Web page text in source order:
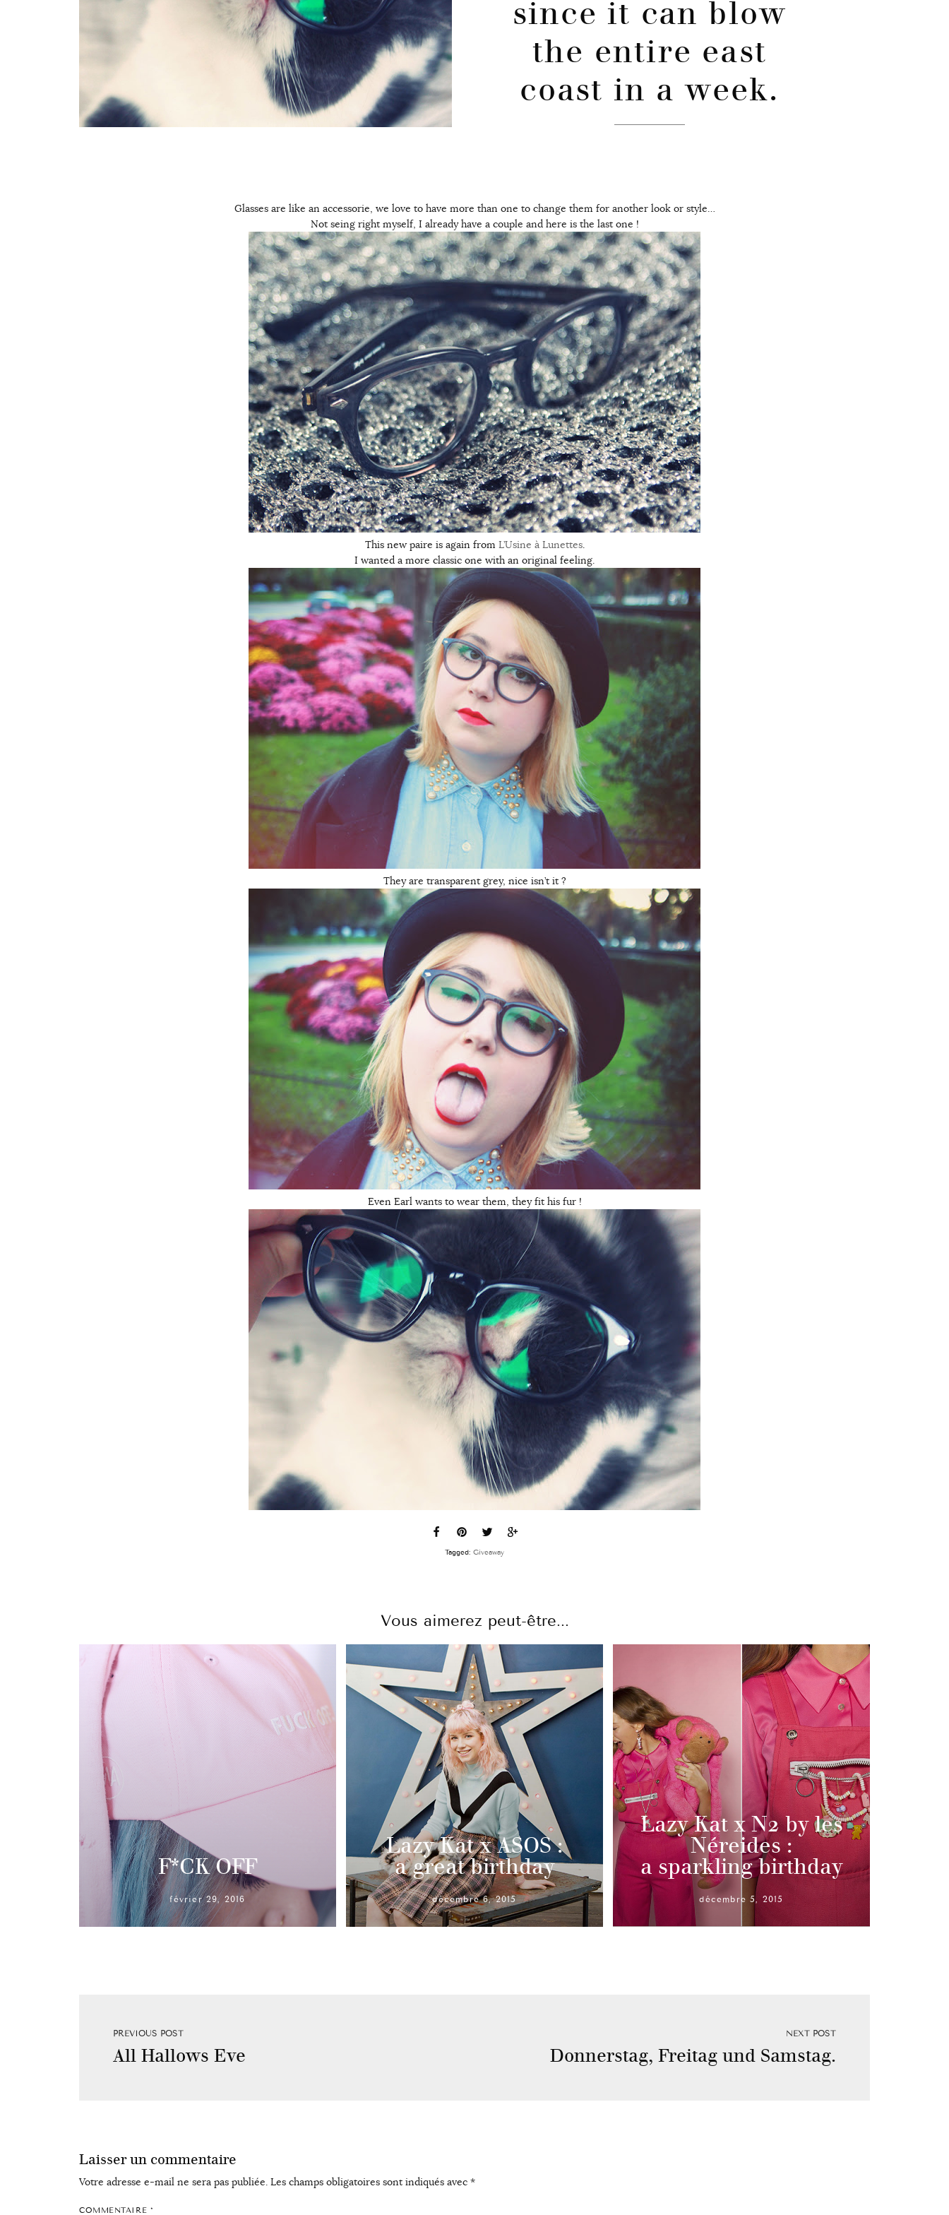
since it can blow
the entire east
coast in a week.
Glasses are like an accessorie, we love to have more than one to change them for another look or style…
Not seing right myself, I already have a couple and here is the last one !
This new paire is again from L’Usine à Lunettes.
I wanted a more classic one with an original feeling.
They are transparent grey, nice isn’t it ?
Even Earl wants to wear them, they fit his fur !
Tagged: Giveaway
Vous aimerez peut-être...
F*CK OFF
février 29, 2016
Lazy Kat x ASOS :
a great birthday
décembre 6, 2015
Lazy Kat x N2 by les
Néreides :
a sparkling birthday
décembre 5, 2015
PREVIOUS POST
All Hallows Eve
NEXT POST
Donnerstag, Freitag und Samstag.
Laisser un commentaire
Votre adresse e-mail ne sera pas publiée. Les champs obligatoires sont indiqués avec *
COMMENTAIRE *